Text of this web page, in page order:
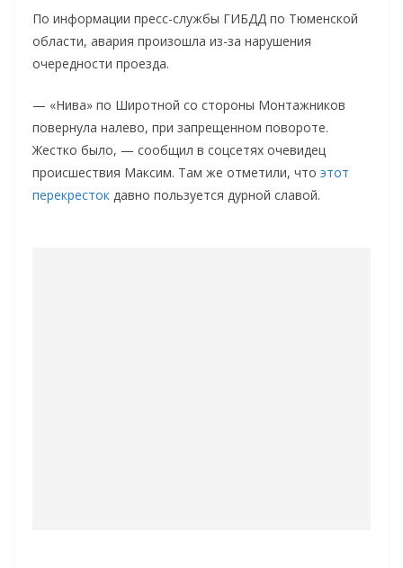
По информации пресс-службы ГИБДД по Тюменской
области, авария произошла из-за нарушения
очередности проезда.
— «Нива» по Широтной со стороны Монтажников
повернула налево, при запрещенном повороте.
Жестко было, — сообщил в соцсетях очевидец
происшествия Максим. Там же отметили, что этот
перекресток давно пользуется дурной славой.